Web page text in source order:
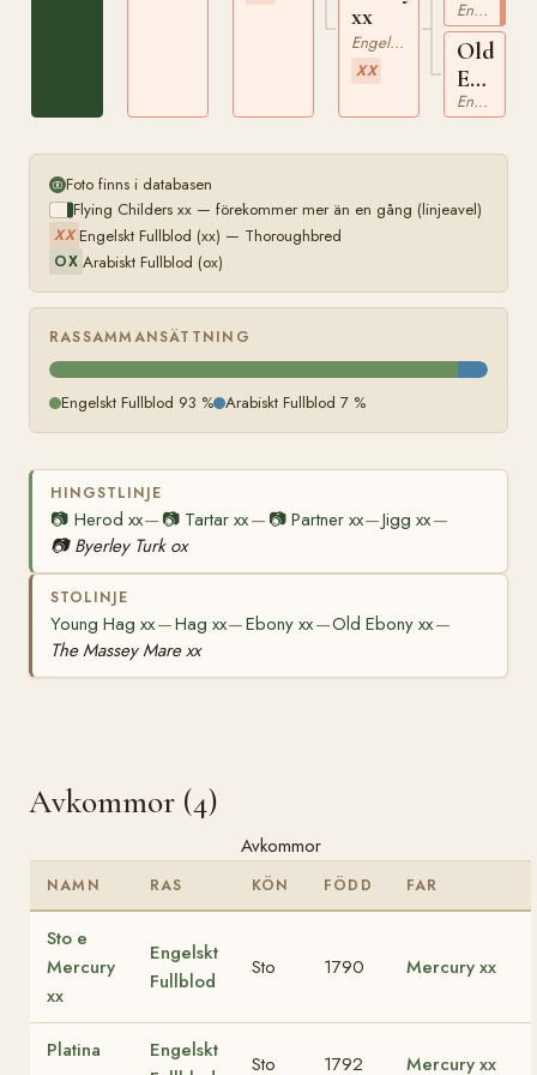
xx
Engelskt Fullblod
XX
xxEngelskt Fullblod
Old
Ebony
xxEngelskt Fullblod
Foto finns i databasen
Flying Childers xx — förekommer mer än en gång (linjeavel)
XX Engelskt Fullblod (xx) — Thoroughbred
OX Arabiskt Fullblod (ox)
RASSAMMANSÄTTNING
Engelskt Fullblod 93 % Arabiskt Fullblod 7 %
HINGSTLINJE
📷 Herod xx— 📷 Tartar xx— 📷 Partner xx—Jigg xx—
📷 Byerley Turk ox
STOLINJE
Young Hag xx—Hag xx—Ebony xx—Old Ebony xx—
The Massey Mare xx
Avkommor (4)
Avkommor
NAMN RAS KÖN FÖDD FAR
Sto e
Mercury
xx
Engelskt
Fullblod
Sto 1790 Mercury xx
Platina
Engelskt
Sto 1792 Mercury xx